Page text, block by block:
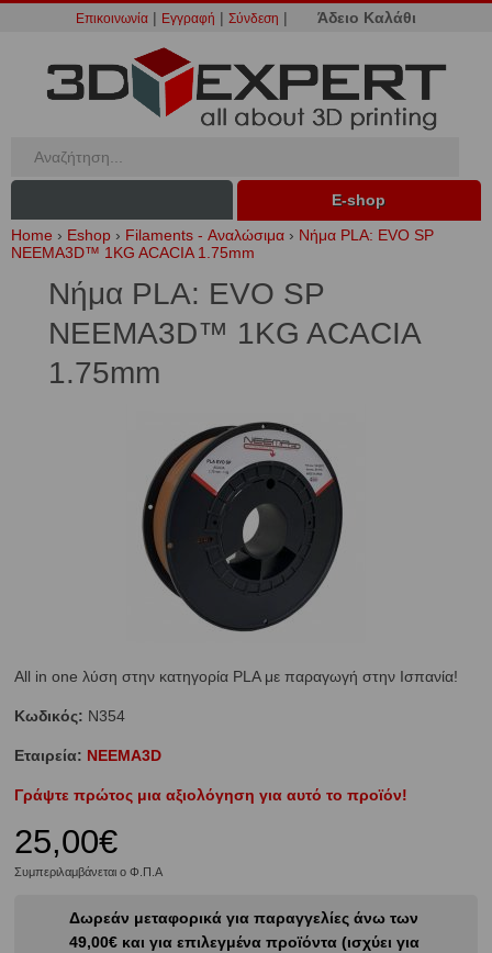
Επικοινωνία | Εγγραφή | Σύνδεση | Άδειο Καλάθι
Ε-shop
Home › Eshop › Filaments - Αναλώσιμα › Νήμα PLA: EVO SP
NEEMA3D™ 1KG ACACIA 1.75mm
Νήμα PLA: EVO SP
NEEMA3D™ 1KG ACACIA
1.75mm
All in one λύση στην κατηγορία PLA με παραγωγή στην Ισπανία!
Κωδικός: N354
Εταιρεία: NEEMA3D
Γράψτε πρώτος μια αξιολόγηση για αυτό το προϊόν!
25,00€
Συμπεριλαμβάνεται ο Φ.Π.Α
Δωρεάν μεταφορικά για παραγγελίες άνω των
49,00€ και για επιλεγμένα προϊόντα (ισχύει για